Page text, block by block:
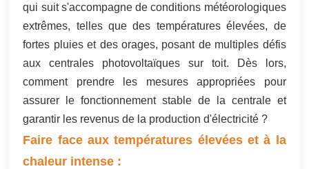
한국어
بالعربية
qui suit s'accompagne de conditions météorologiques
extrêmes, telles que des températures élevées, de
fortes pluies et des orages, posant de multiples défis
aux centrales photovoltaïques sur toit. Dès lors,
comment prendre les mesures appropriées pour
assurer le fonctionnement stable de la centrale et
garantir les revenus de la production d'électricité ?
Faire face aux températures élevées et à la
chaleur intense :